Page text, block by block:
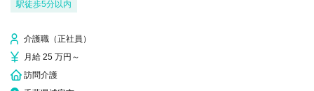
駅徒歩5分以内
介護職（正社員）
月給 25 万円～
訪問介護